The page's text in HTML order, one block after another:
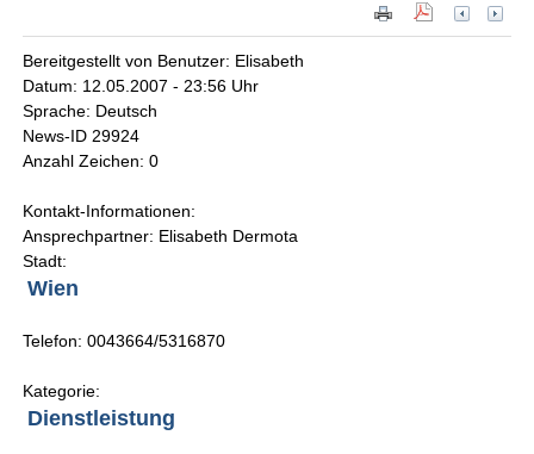
Bereitgestellt von Benutzer: Elisabeth
Datum: 12.05.2007 - 23:56 Uhr
Sprache: Deutsch
News-ID 29924
Anzahl Zeichen: 0
Kontakt-Informationen:
Ansprechpartner: Elisabeth Dermota
Stadt:
Wien
Telefon: 0043664/5316870
Kategorie:
Dienstleistung